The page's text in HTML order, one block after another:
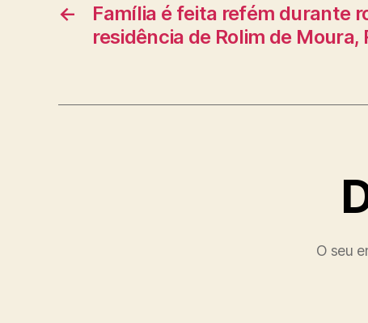
←
Família é feita refém durante
residência de Rolim de Moura,
O seu